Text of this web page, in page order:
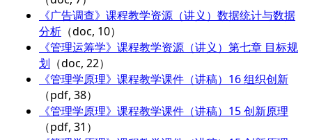
《广告调查》课程教学资源（讲义）数据统计与数据
分析 （doc, 10）
《管理运筹学》课程教学资源（讲义）第七章 目标规
划 （doc, 22）
《管理学原理》课程教学课件（讲稿）16 组织创新
（pdf, 38）
《管理学原理》课程教学课件（讲稿）15 创新原理
（pdf, 31）